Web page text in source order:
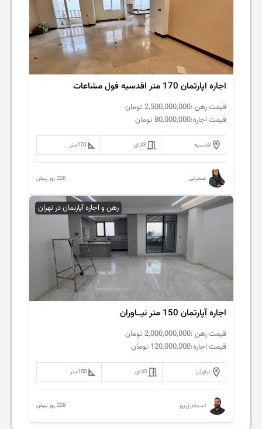
اجاره اپارتمان 170 متر اقدسیه فول مشاعات
قیمت رهن :2,500,000,000 تومان
قیمت اجاره:80,000,000 تومان
اقدسیه 3اتاق 170متر
صحرایی 228 روز پیش
رهن و اجاره آپارتمان در تهران
اجاره آپارتمان 150 متر نیــاوران
قیمت رهن :2,000,000,000 تومان
قیمت اجاره:120,000,000 تومان
نیاوران 3اتاق 150متر
اسماعیل‌پور 228 روز پیش